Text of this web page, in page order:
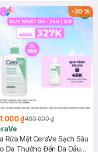
50+ 20ml (SL Có Hạn)
-30%
₫490.000 ₫
Rửa Mặt CeraVe Sạch Sâu
Da Thường Đến Da Dầu